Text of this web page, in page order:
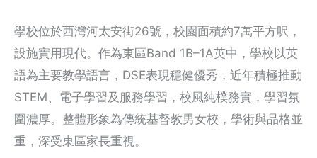
學校位於西灣河太安街26號，校園面積約7萬平方呎，
設施實用現代。作為東區Band 1B–1A英中，學校以英
語為主要教學語言，DSE表現穩健優秀，近年積極推動
STEM、電子學習及服務學習，校風純樸務實，學習氛
圍濃厚。整體形象為傳統基督教男女校，學術與品格並
重，深受東區家長重視。